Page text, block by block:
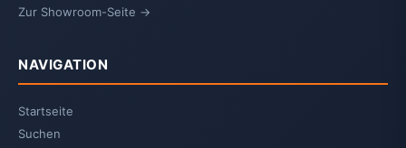
Zur Showroom-Seite →
NAVIGATION
Startseite
Suchen